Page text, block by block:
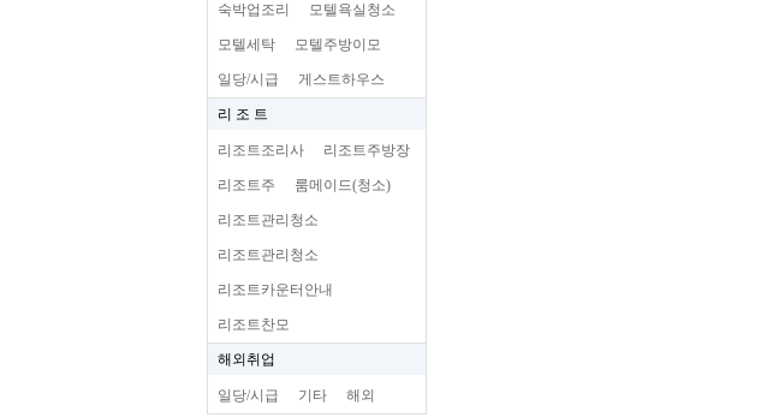
숙박업조리 모텔욕실청소
모텔세탁 모텔주방이모
일당/시급 게스트하우스
리 조 트
리조트조리사 리조트주방장
리조트주 룸메이드(청소)
리조트관리청소
리조트관리청소
리조트카운터안내
리조트찬모
해외취업
일당/시급 기타 해외